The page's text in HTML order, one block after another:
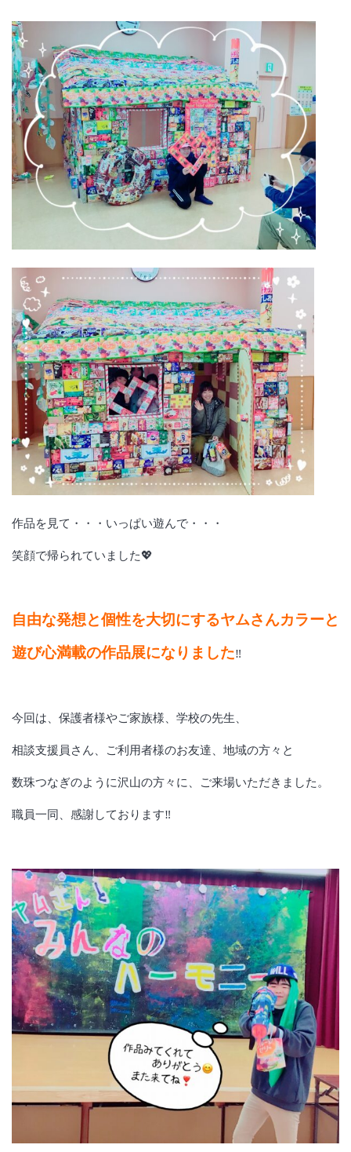
作品を見て・・・いっぱい遊んで・・・
笑顔で帰られていました💖
自由な発想と個性を大切にするヤムさんカラーと
遊び心満載の作品展になりました‼
今回は、保護者様やご家族様、学校の先生、
相談支援員さん、ご利用者様のお友達、地域の方々と
数珠つなぎのように沢山の方々に、ご来場いただきました。
職員一同、感謝しております‼